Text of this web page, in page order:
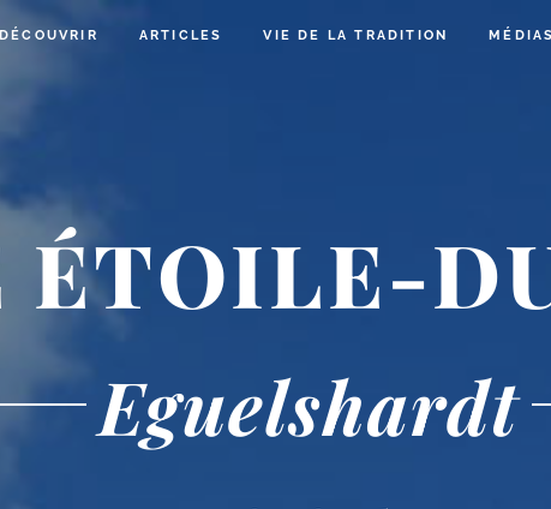
ARTICLES VIE DE LA TRADITION MÉDIAS
ÉTOILE-
Eguelshardt